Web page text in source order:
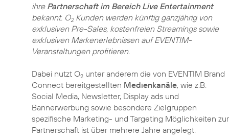
ihre Partnerschaft im Bereich Live Entertainment
bekannt. O2Kunden werden künftig ganzjährig von
exklusiven Pre-Sales, kostenfreien Streamings sowie
exklusiven Markenerlebnissen auf EVENTIM-
Veranstaltungen profitieren.
Dabei nutzt O2 unter anderem die von EVENTIM Brand
Connect bereitgestellten Medienkanäle, wie z.B.
Social Media, Newsletter, Display ads und
Bannerwerbung sowie besondere Zielgruppen
spezifische Marketing- und Targeting Möglichkeiten
Partnerschaft ist über mehrere Jahre angelegt.